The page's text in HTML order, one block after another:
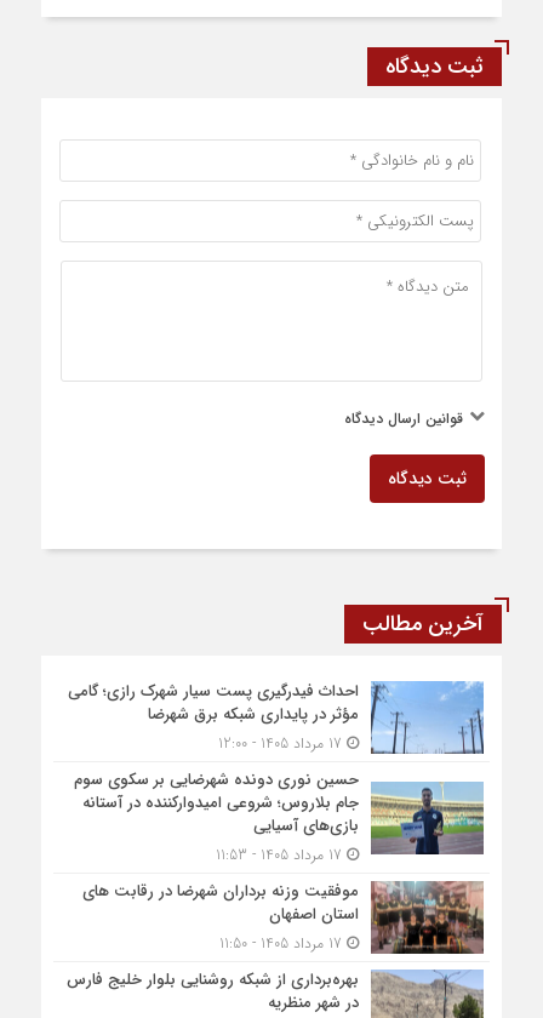
ثبت دیدگاه
قوانین ارسال دیدگاه
ثبت دیدگاه
آخرین مطالب
احداث فیدرگیری پست سیار شهرک رازی؛ گامی
مؤثر در پایداری شبکه برق شهرضا
حسین نوری دونده شهرضایی بر سکوی سوم
جام بلاروس؛ شروعی امیدوارکننده در آستانه
بازی‌های آسیایی
موفقیت وزنه برداران شهرضا در رقابت های
استان اصفهان
بهره‌برداری از شبکه روشنایی بلوار خلیج فارس
در شهر منظریه